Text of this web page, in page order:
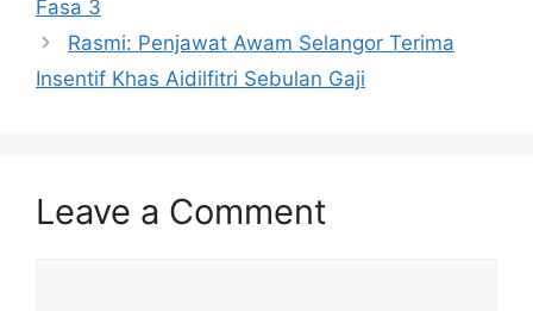
Fasa 3
Rasmi: Penjawat Awam Selangor Terima
Insentif Khas Aidilfitri Sebulan Gaji
Leave a Comment